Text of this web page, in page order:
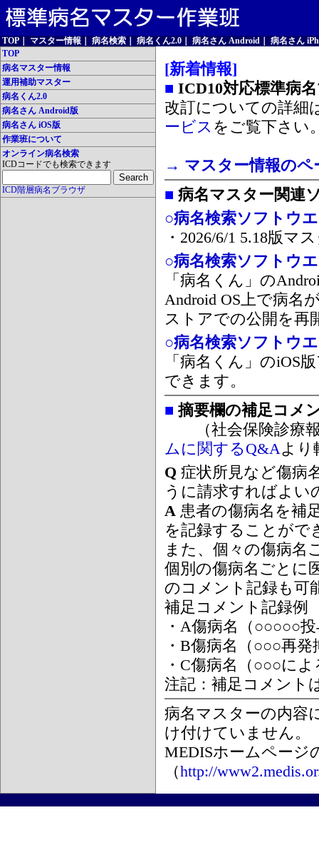
TOP マスター情報 病名検索 病名くん2.0 病名さん Android
病名さん
TOP
病名マスター情報
運用補助マスター
病名くん2.0
病名さん Android版
病名さん iOS版
作業班について
オンライン病名検索
ICDコードでも検索できます
ICD階層病名ブラウザ
[新着情報]
■ ICD10対応標準病
改訂についての詳細
ービス をご覧下さい
→ マスター情報のペ
■ 病名マスター関連
○病名検索ソフトウ
・2026/6/1 5.18版マ
○病名検索ソフトウ
「病名くん」の
Android OS上で病名
ストアでの公開を再
○病名検索ソフトウ
「病名くん」のiOS
できます。
■ 摘要欄の補足コメ
（社会保険診療報
ムに関するQ&Aより
Q 症状所見など傷病
うに請求すればよい
A 患者の傷病名を補
を記録することがで
また、個々の傷病名
個別の傷病名ごとに
のコメント記録も可
補足コメント記録例
・A傷病名（○○○○○
・B傷病名（○○○再
・C傷病名（○○○に
注記：補足コメント
病名マスターの内容
け付けていません。
MEDISホームページ
（http://